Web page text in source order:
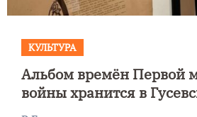
КУЛЬТУРА
Альбом времён Первой
войны хранится в